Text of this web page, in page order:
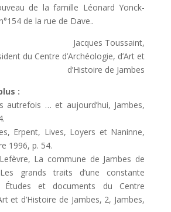
de la famille Léonard Yonck-
de la rue de Dave..
Jacques Toussaint,
du Centre d’Archéologie, d’Art et
d’Histoire de Jambes
:
autrefois … et aujourd’hui, Jambes,
Erpent, Lives, Loyers et Naninne,
1996, p. 54.
La commune de Jambes de
grands traits d’une constante
Études et documents du Centre
et d’Histoire de Jambes, 2, Jambes,